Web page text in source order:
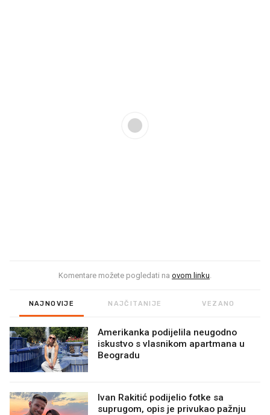
Komentare možete pogledati na ovom linku.
NAJNOVIJE NAJČITANIJE VEZANO
Amerikanka podijelila neugodno
iskustvo s vlasnikom apartmana u
Beogradu
Ivan Rakitić podijelio fotke sa
suprugom, opis je privukao pažnju